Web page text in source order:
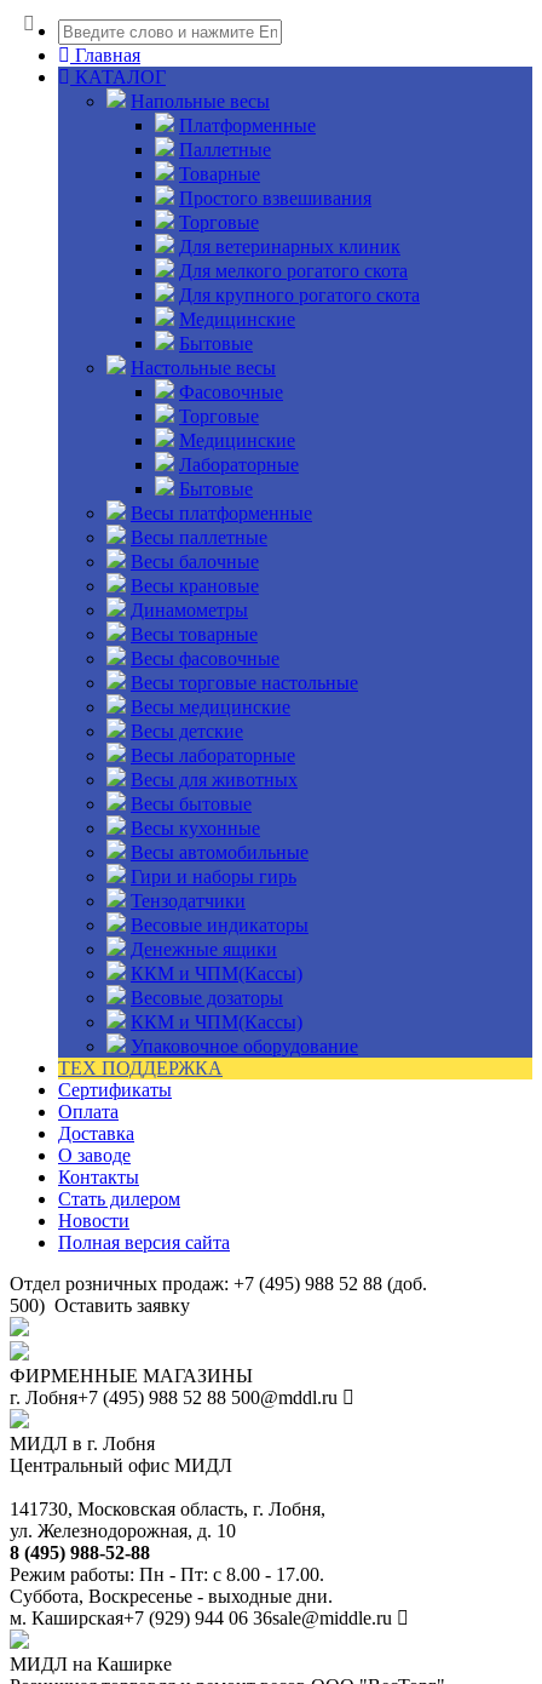
Главная
КАТАЛОГ
Напольные весы
Платформенные
Паллетные
Товарные
Простого взвешивания
Торговые
Для ветеринарных клиник
Для мелкого рогатого скота
Для крупного рогатого скота
Медицинские
Бытовые
Настольные весы
Фасовочные
Торговые
Медицинские
Лабораторные
Бытовые
Весы платформенные
Весы паллетные
Весы балочные
Весы крановые
Динамометры
Весы товарные
Весы фасовочные
Весы торговые настольные
Весы медицинские
Весы детские
Весы лабораторные
Весы для животных
Весы бытовые
Весы кухонные
Весы автомобильные
Гири и наборы гирь
Тензодатчики
Весовые индикаторы
Денежные ящики
ККМ и ЧПМ(Кассы)
Весовые дозаторы
ККМ и ЧПМ(Кассы)
Упаковочное оборудование
ТЕХ ПОДДЕРЖКА
Сертификаты
Оплата
Доставка
О заводе
Контакты
Стать дилером
Новости
Полная версия сайта
Отдел розничных продаж: +7 (495) 988 52 88 (доб.
500) Оставить заявку
ФИРМЕННЫЕ МАГАЗИНЫ
г. Лобня+7 (495) 988 52 88 500@mddl.ru
МИДЛ в г. Лобня
Центральный офис МИДЛ
141730, Московская область, г. Лобня,
ул. Железнодорожная, д. 10
8 (495) 988-52-88
Режим работы: Пн - Пт: с 8.00 - 17.00.
Суббота, Воскресенье - выходные дни.
м. Каширская+7 (929) 944 06 36sale@middle.ru
МИДЛ на Каширке